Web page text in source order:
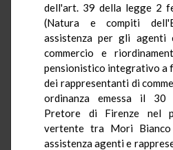
dell'art. 39 della legge 2
(Natura e compiti
assistenza per gli agenti
commercio e
pensionistico integrativo a
dei rappresentanti di
ordinanza emessa il
Pretore di Firenze nel
vertente tra Mori
assistenza agenti e